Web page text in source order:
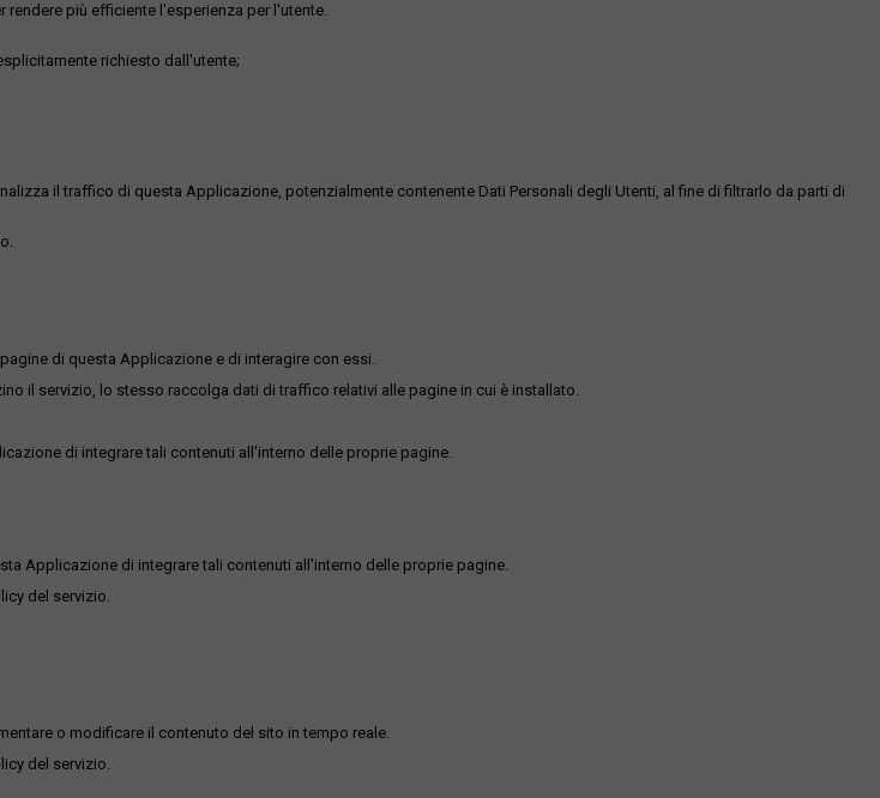
più efficiente l'esperienza per l'utente.
richiesto dall'utente;
il traffico di questa Applicazione, potenzialmente contenente Dati Personali degli Utenti, al fine di filtrarlo da parti di
di questa Applicazione e di interagire con essi.
il servizio, lo stesso raccolga dati di traffico relativi alle pagine in cui è installato.
di integrare tali contenuti all'interno delle proprie pagine.
Applicazione di integrare tali contenuti all'interno delle proprie pagine.
del servizio.
o modificare il contenuto del sito in tempo reale.
del servizio.